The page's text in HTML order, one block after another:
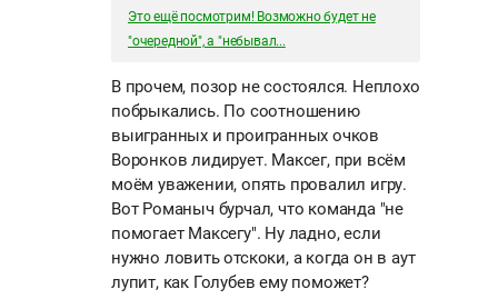
Это ещё посмотрим! Возможно будет не
"очередной", а "небывал...
В прочем, позор не состоялся. Неплохо
побрыкались. По соотношению
выигранных и проигранных очков
Воронков лидирует. Максег, при всём
моём уважении, опять провалил игру.
Вот Романыч бурчал, что команда "не
помогает Максегу". Ну ладно, если
нужно ловить отскоки, а когда он в аут
лупит, как Голубев ему поможет?